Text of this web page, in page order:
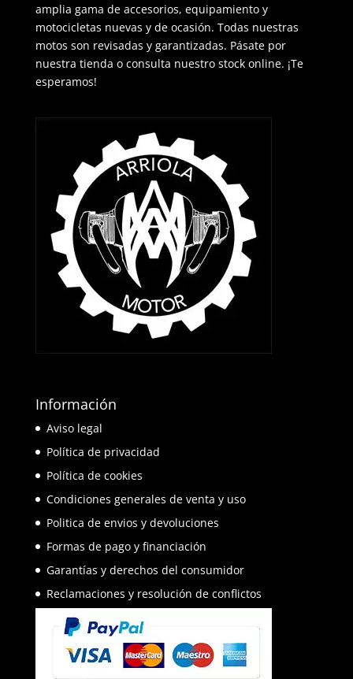
amplia gama de accesorios, equipamiento y
motocicletas nuevas y de ocasión. Todas nuestras
motos son revisadas y garantizadas. Pásate por
nuestra tienda o consulta nuestro stock online. ¡Te
esperamos!
Información
Aviso legal
Política de privacidad
Política de cookies
Condiciones generales de venta y uso
Politica de envios y devoluciones
Formas de pago y financiación
Garantías y derechos del consumidor
Reclamaciones y resolución de conflictos